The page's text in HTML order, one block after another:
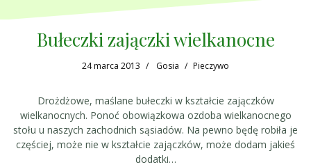
Bułeczki zajączki wielkanocne
24 marca 2013 Gosia Pieczywo
Drożdżowe, maślane bułeczki w kształcie zajączków
wielkanocnych. Ponoć obowiązkowa ozdoba wielkanocnego
stołu u naszych zachodnich sąsiadów. Na pewno będę robiła je
częściej, może nie w kształcie zajączków, może dodam jakieś
dodatki…